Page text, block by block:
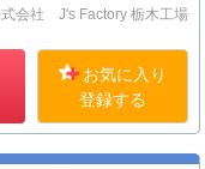
会社 J's Factory 栃木工場
お気に入り
登録する